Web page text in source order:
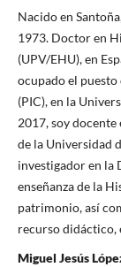
Nacido en
1973. Doctor en
(UPV/EHU), en
ocupado el
(PIC), en la
2017, soy
de la Universidad
investigador en la
enseñanza de la
patrimonio, así
recurso didáctico,
Miguel Jesús